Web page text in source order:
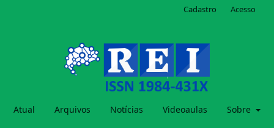
Atual Arquivos Notícias Videoaulas Sobre
Cadastro Acesso